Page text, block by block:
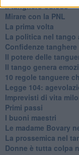
Il tanghero odioso
Mirare con la PNL
La prima volta
La politica nel tango
Confidenze tanghere
Il potere delle
Il tango genera
10 regole tanguere
Legge 104:
Imprevisti di vita
Primi passi
I buoni maestri
Le madame Bovary
La prossemica nel
Donne è tutta colpa